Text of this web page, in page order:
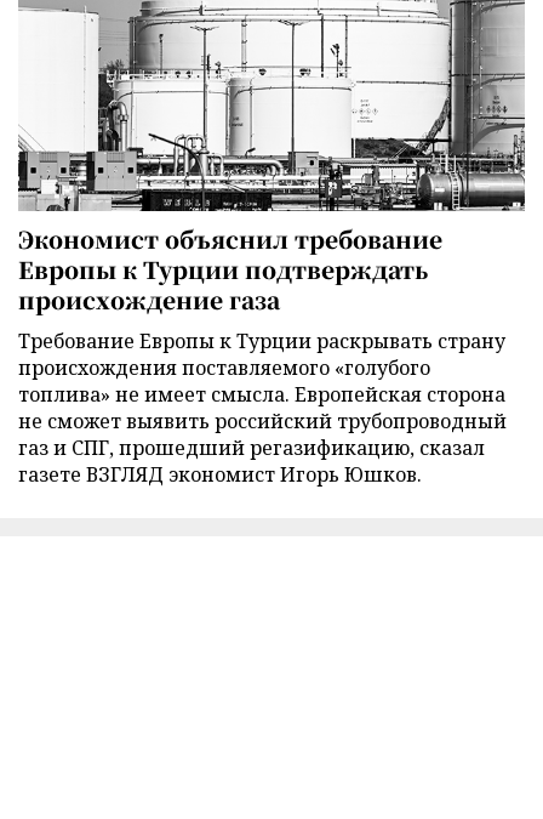
Экономист объяснил требование
Европы к Турции подтверждать
происхождение газа
Требование Европы к Турции раскрывать страну
происхождения поставляемого «голубого
топлива» не имеет смысла. Европейская сторона
не сможет выявить российский трубопроводный
газ и СПГ, прошедший регазификацию, сказал
газете ВЗГЛЯД экономист Игорь Юшков.